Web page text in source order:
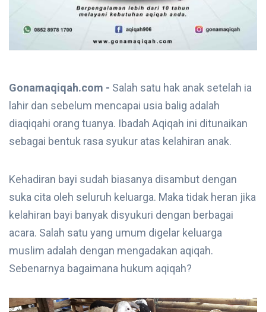
Gonamaqiqah.com - Salah satu hak anak setelah ia
lahir dan sebelum mencapai usia balig adalah
diaqiqahi orang tuanya. Ibadah Aqiqah ini ditunaikan
sebagai bentuk rasa syukur atas kelahiran anak.
Kehadiran bayi sudah biasanya disambut dengan
suka cita oleh seluruh keluarga. Maka tidak heran jika
kelahiran bayi banyak disyukuri dengan berbagai
acara. Salah satu yang umum digelar keluarga
muslim adalah dengan mengadakan aqiqah.
Sebenarnya bagaimana hukum aqiqah?